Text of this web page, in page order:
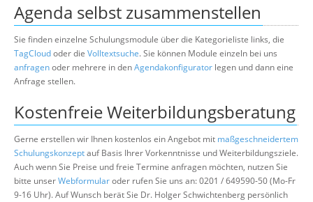
Agenda selbst zusammenstellen
Sie finden einzelne Schulungsmodule über die Kategorieliste links, die
TagCloudoder die Volltextsuche. Sie können Module einzeln bei uns
anfragenoder mehrere in denAgendakonfigurator legen und dann eine
Anfrage stellen.
Kostenfreie Weiterbildungsberatung
Gerne erstellen wir Ihnen kostenlos ein Angebot mit maßgeschneidertem
Schulungskonzeptauf Basis Ihrer Vorkenntnisse und Weiterbildungsziele.
Auch wenn Sie Preise und freie Termine anfragen möchten, nutzen Sie
bitte unserWebformularoder rufen Sie uns an: 0201 / 649590-50 (Mo-Fr
9-16 Uhr). Auf Wunsch berät Sie Dr. Holger Schwichtenberg persönlich